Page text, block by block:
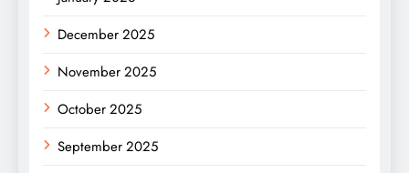
December 2025
November 2025
October 2025
September 2025